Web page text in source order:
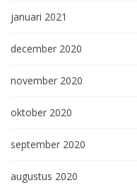
januari 2021
december 2020
november 2020
oktober 2020
september 2020
augustus 2020